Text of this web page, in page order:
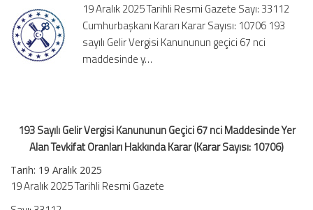
nci
Maddesinde
Yer
Alan
(Karar
Sayısı:
için
19 Aralık 2025 Tarihli Resmi Gazete Sayı: 33112
Cumhurbaşkanı Kararı Karar Sayısı: 10706 193
sayılı Gelir Vergisi Kanununun geçici 67 nci
maddesinde y…
193 Sayılı Gelir Vergisi Kanununun Geçici 67 nci Maddesinde Yer
Alan Tevkifat Oranları Hakkında Karar (Karar Sayısı: 10706)
Tarih: 19 Aralık 2025
19 Aralık 2025 Tarihli Resmi Gazete